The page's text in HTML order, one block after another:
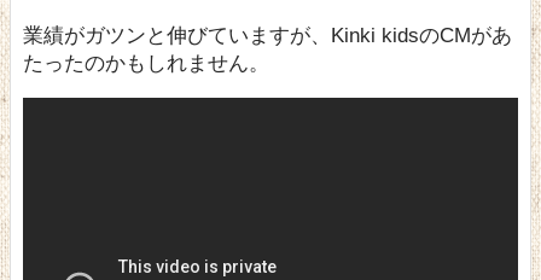
業績がガツンと伸びていますが、Kinki kidsのCMがあ
たったのかもしれません。